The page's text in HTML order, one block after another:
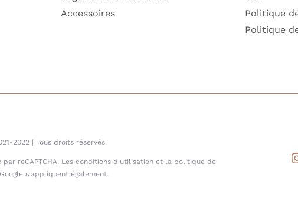
Accessoires
Politique
Politique
2022 | Tous droits réservés.
par reCAPTCHA. Les conditions d'utilisation et la politique de
s'appliquent également.